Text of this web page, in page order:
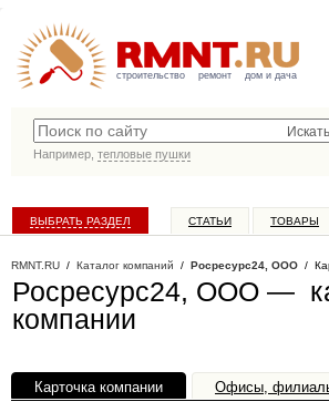
строительство ремонт дом и дача
Искать
Например, тепловые пушки
ВЫБРАТЬ РАЗДЕЛ СТАТЬИ ТОВАРЫ
RMNT.RU / Каталог компаний / Росресурс24, ООО /
Росресурс24, ООО —
компании
Карточка компании Офисы,